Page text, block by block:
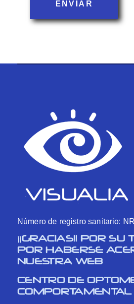
ENVIAR
Número de registro sanitario:
¡¡GRACIAS!! POR SU
POR HABERSE
NUESTRA WEB
CENTRO DE
COMPORTAMENTAL